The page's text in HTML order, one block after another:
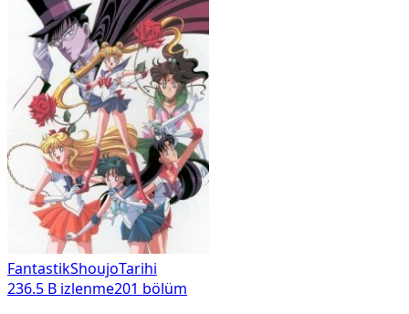
FantastikShoujoTarihi
236.5 B izlenme201 bölüm